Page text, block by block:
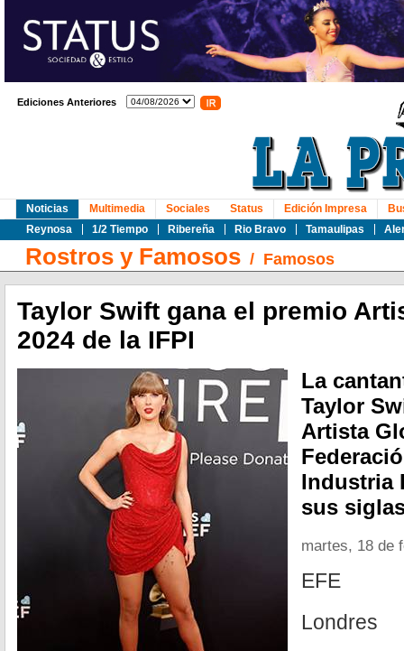
Ediciones Anteriores
Noticias
Reynosa
1/2 Tiempo Ribereña Rio Bravo Tamaulipas
Multimedia Sociales Status Edición Impresa
Rostros y Famosos / Famosos
Taylor Swift gana el premio
2024 de la IFPI
La
Taylor
Artista
Industria
sus
martes, 18 de
EFE
Londres